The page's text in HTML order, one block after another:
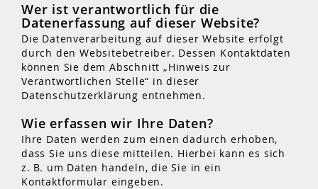
Wer ist verantwortlich für die
Datenerfassung auf dieser Website?
Die Datenverarbeitung auf dieser Website erfolgt
durch den Websitebetreiber. Dessen Kontaktdaten
können Sie dem Abschnitt „Hinweis zur
Verantwortlichen Stelle“ in dieser
Datenschutzerklärung entnehmen.
Wie erfassen wir Ihre Daten?
Ihre Daten werden zum einen dadurch erhoben,
dass Sie uns diese mitteilen. Hierbei kann es sich
z. B. um Daten handeln, die Sie in ein
Kontaktformular eingeben.